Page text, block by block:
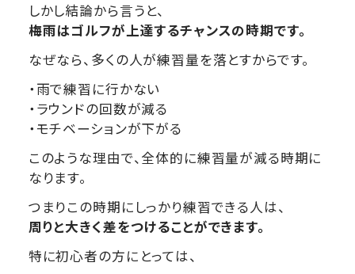
しかし結論から言うと、
梅雨はゴルフが上達するチャンスの時期です。
なぜなら、多くの人が練習量を落とすからです。
・雨で練習に行かない
・ラウンドの回数が減る
・モチベーションが下がる
このような理由で、全体的に練習量が減る時期に
なります。
つまりこの時期にしっかり練習できる人は、
周りと大きく差をつけることができます。
特に初心者の方にとっては、